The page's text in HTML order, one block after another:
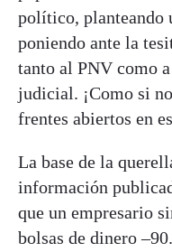
político, planteando
poniendo ante la
tanto al PNV como
judicial. ¡Como si
frentes abiertos en
La base de la
información
que un empresario
bolsas de dinero